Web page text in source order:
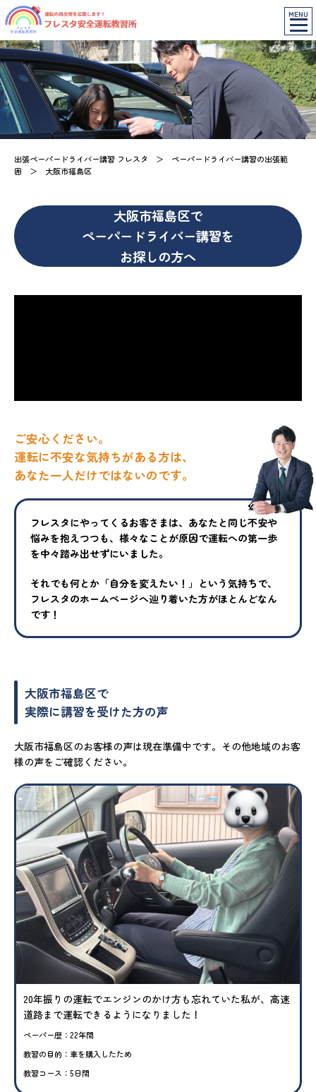
MENU
出張ペーパードライバー講習 フレスタ ＞ ペーパードライバー講習の出張範
囲 ＞ 大阪市福島区
大阪市福島区で
ペーパードライバー講習を
お探しの方へ
ご安心ください。
運転に不安な気持ちがある方は、
あなた一人だけではないのです。
フレスタにやってくるお客さまは、あなたと同じ不安や
悩みを抱えつつも、様々なことが原因で運転への第一歩
を中々踏み出せずにいました。
それでも何とか「自分を変えたい！」という気持ちで、
フレスタのホームページへ辿り着いた方がほとんどなん
です！
大阪市福島区で
実際に講習を受けた方の声
大阪市福島区のお客様の声は現在準備中です。その他地域のお客
様の声をご確認ください。
20年振りの運転でエンジンのかけ方も忘れていた私が、高速
道路まで運転できるようになりました！
ペーパー歴：22年間
教習の目的：車を購入したため
教習コース：5日間